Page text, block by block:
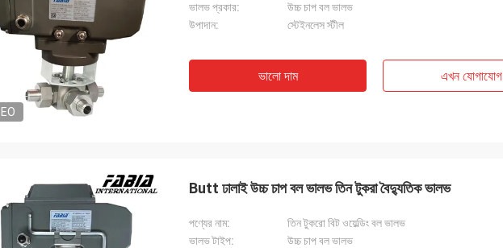
ভালভ প্রকার:
উচ্চ চাপ বল ভালভ
উপাদান:
স্টেইনলেস স্টীল
ভালো দাম এখন যোগাযোগ
Butt ঢালাই উচ্চ চাপ বল ভালভ তিন টুকরা বৈদ্যুতিক ভালভ
পণ্যের নাম:
তিন টুকরো বিট ওয়েল্ডিং বল ভালভ
ভালভ টাইপ:
উচ্চ চাপ বল ভালভ